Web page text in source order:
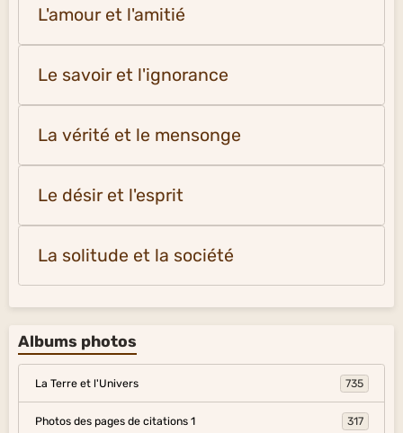
L'amour et l'amitié
Le savoir et l'ignorance
La vérité et le mensonge
Le désir et l'esprit
La solitude et la société
Albums photos
La Terre et l'Univers 735
Photos des pages de citations 1 317